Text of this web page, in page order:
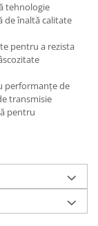
tehnologie
de înaltă calitate
pentru a rezista
performanțe de
transmisie
pentru